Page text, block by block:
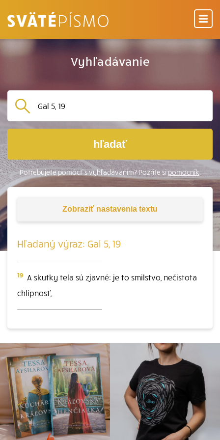
Vyhľadávanie
hľadať
Potrebujete pomôcť s vyhľadávaním? Pozrite sipomocník.
Zobraziť nastavenia textu
Hľadaný výraz: Gal 5, 19
19 A skutky tela sú zjavné: je to smilstvo, nečistota
chlipnosť,